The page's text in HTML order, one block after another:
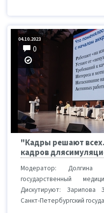
04.10.2023
0
"Кадры решают
кадров
Модератор: Долгина
государственный
Дискутируют: Зарипова
Санкт-Петербургский